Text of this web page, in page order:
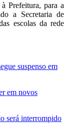
Prefeitura, para a
a Secretaria de
escolas da rede
suspenso em
em novos
será interrompido